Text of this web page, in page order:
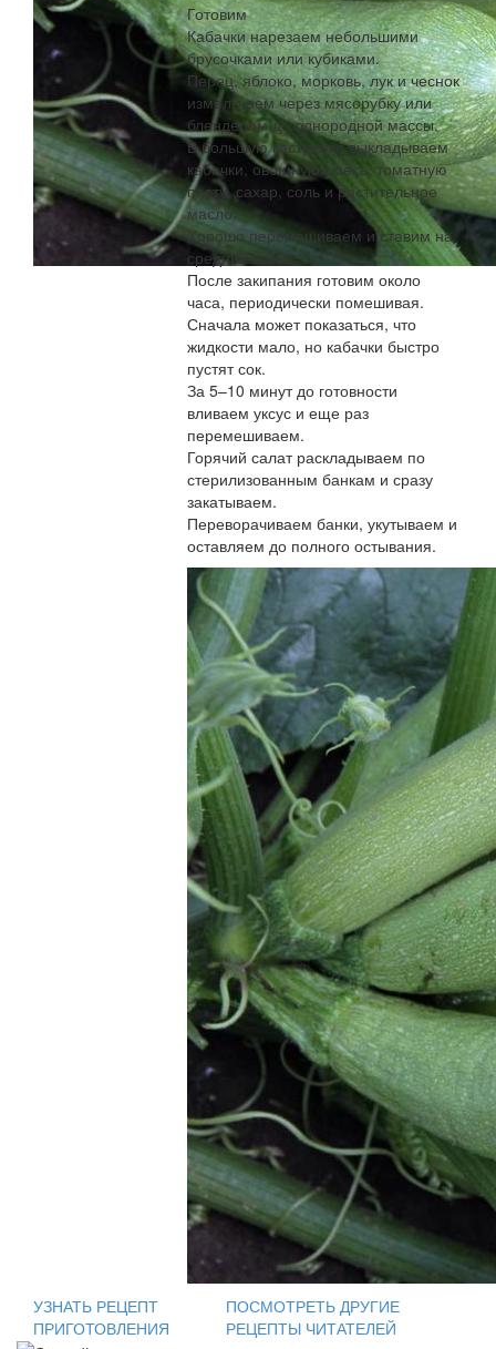
Готовим
Кабачки нарезаем небольшими
брусочками или кубиками.
Перец, яблоко, морковь, лук и чеснок
измельчаем через мясорубку или
блендером до однородной массы.
В большую кастрюлю выкладываем
кабачки, овощную смесь, томатную
пасту, сахар, соль и растительное
масло.
Хорошо перемешиваем и ставим на
средний огонь.
После закипания готовим около
часа, периодически помешивая.
Сначала может показаться, что
жидкости мало, но кабачки быстро
пустят сок.
За 5–10 минут до готовности
вливаем уксус и еще раз
перемешиваем.
Горячий салат раскладываем по
стерилизованным банкам и сразу
закатываем.
Переворачиваем банки, укутываем и
оставляем до полного остывания.
УЗНАТЬ РЕЦЕПТ
ПРИГОТОВЛЕНИЯ
ПОСМОТРЕТЬ ДРУГИЕ
РЕЦЕПТЫ ЧИТАТЕЛЕЙ